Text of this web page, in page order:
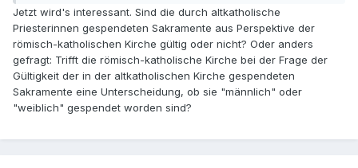
Jetzt wird's interessant. Sind die durch altkatholische
Priesterinnen gespendeten Sakramente aus Perspektive der
römisch-katholischen Kirche gültig oder nicht? Oder anders
gefragt: Trifft die römisch-katholische Kirche bei der Frage der
Gültigkeit der in der altkatholischen Kirche gespendeten
Sakramente eine Unterscheidung, ob sie "männlich" oder
"weiblich" gespendet worden sind?